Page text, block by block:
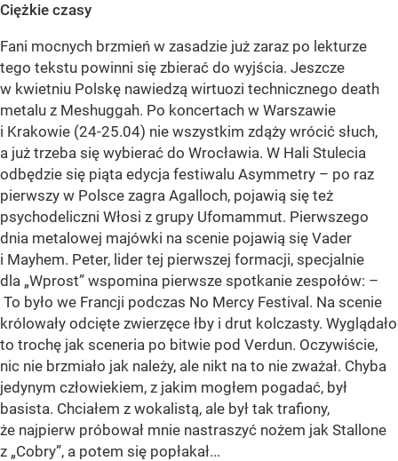
Ciężkie czasy
Fani mocnych brzmień w zasadzie już zaraz po lekturze
tego tekstu powinni się zbierać do wyjścia. Jeszcze
w kwietniu Polskę nawiedzą wirtuozi technicznego death
metalu z Meshuggah. Po koncertach w Warszawie
i Krakowie (24-25.04) nie wszystkim zdąży wrócić słuch,
a już trzeba się wybierać do Wrocławia. W Hali Stulecia
odbędzie się piąta edycja festiwalu Asymmetry – po raz
pierwszy w Polsce zagra Agalloch, pojawią się też
psychodeliczni Włosi z grupy Ufomammut. Pierwszego
dnia metalowej majówki na scenie pojawią się Vader
i Mayhem. Peter, lider tej pierwszej formacji, specjalnie
dla „Wprost” wspomina pierwsze spotkanie zespołów: –
To było we Francji podczas No Mercy Festival. Na scenie
królowały odcięte zwierzęce łby i drut kolczasty. Wyglądało
to trochę jak sceneria po bitwie pod Verdun. Oczywiście,
nic nie brzmiało jak należy, ale nikt na to nie zważał. Chyba
jedynym człowiekiem, z jakim mogłem pogadać, był
basista. Chciałem z wokalistą, ale był tak trafiony,
że najpierw próbował mnie nastraszyć nożem jak Stallone
z „Cobry”, a potem się popłakał...